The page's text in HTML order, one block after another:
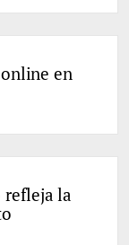
en
refleja la